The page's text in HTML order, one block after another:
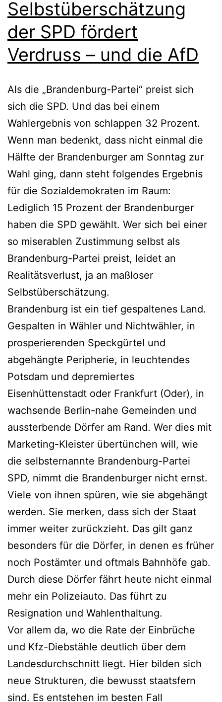
Selbstüberschätzung
der SPD fördert
Verdruss – und die AfD
Als die „Brandenburg-Partei“ preist sich
sich die SPD. Und das bei einem
Wahlergebnis von schlappen 32 Prozent.
Wenn man bedenkt, dass nicht einmal die
Hälfte der Brandenburger am Sonntag zur
Wahl ging, dann steht folgendes Ergebnis
für die Sozialdemokraten im Raum:
Lediglich 15 Prozent der Brandenburger
haben die SPD gewählt. Wer sich bei einer
so miserablen Zustimmung selbst als
Brandenburg-Partei preist, leidet an
Realitätsverlust, ja an maßloser
Selbstüberschätzung.
Brandenburg ist ein tief gespaltenes Land.
Gespalten in Wähler und Nichtwähler, in
prosperierenden Speckgürtel und
abgehängte Peripherie, in leuchtendes
Potsdam und depremiertes
Eisenhüttenstadt oder Frankfurt (Oder), in
wachsende Berlin-nahe Gemeinden und
aussterbende Dörfer am Rand. Wer dies mit
Marketing-Kleister übertünchen will, wie
die selbsternannte Brandenburg-Partei
SPD, nimmt die Brandenburger nicht ernst.
Viele von ihnen spüren, wie sie abgehängt
werden. Sie merken, dass sich der Staat
immer weiter zurückzieht. Das gilt ganz
besonders für die Dörfer, in denen es früher
noch Postämter und oftmals Bahnhöfe gab.
Durch diese Dörfer fährt heute nicht einmal
mehr ein Polizeiauto. Das führt zu
Resignation und Wahlenthaltung.
Vor allem da, wo die Rate der Einbrüche
und Kfz-Diebstähle deutlich über dem
Landesdurchschnitt liegt. Hier bilden sich
neue Strukturen, die bewusst staatsfern
sind. Es entstehen im besten Fall